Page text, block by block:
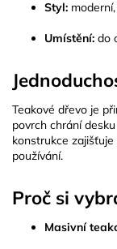
Styl:
Umístění: do
Teakové dřevo je
povrch chrání
konstrukce
používání.
Proč si
Masivní